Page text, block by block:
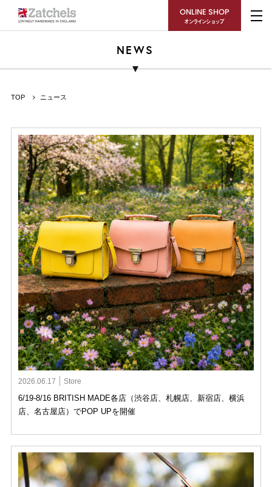
ONLINE SHOP
オンラインショップ
NEWS
TOP ニュース
2026.06.17 Store
6/19-8/16 BRITISH MADE各店（渋谷店、札幌店、新宿店、横浜
店、名古屋店）でPOP UPを開催